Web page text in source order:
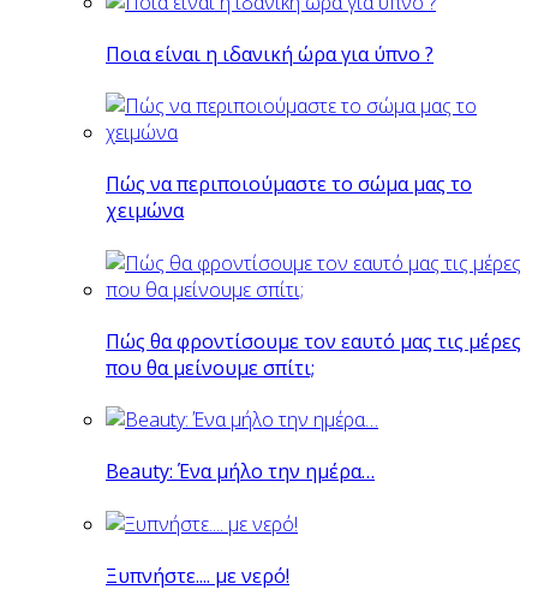
Ποια είναι η ιδανική ώρα για ύπνο ?
Πώς να περιποιούμαστε το σώμα μας το
χειμώνα
Πώς θα φροντίσουμε τον εαυτό μας τις μέρες
που θα μείνουμε σπίτι;
Beauty: Ένα μήλο την ημέρα…
Ξυπνήστε.... με νερό!